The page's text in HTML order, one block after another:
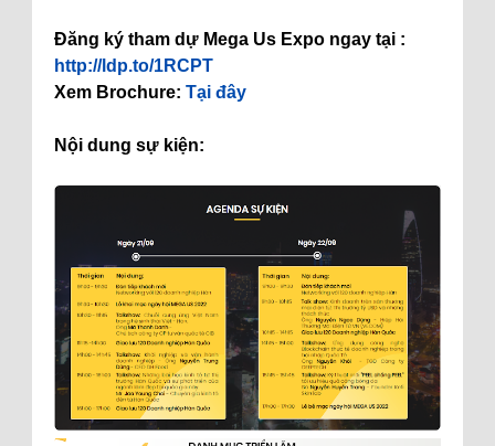
Đăng ký tham dự Mega Us Expo ngay tại :
http://ldp.to/1RCPT
Xem Brochure: Tại đây
Nội dung sự kiện: